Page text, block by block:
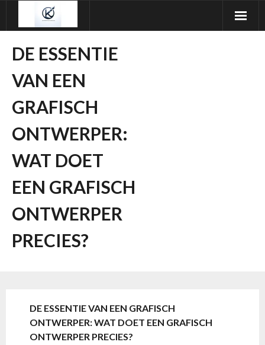
inhoudDE ESSENTIE
VAN EEN
GRAFISCH
ONTWERPER:
WAT DOET
EEN GRAFISCH
ONTWERPER
PRECIES?
DE ESSENTIE VAN EEN GRAFISCH
ONTWERPER: WAT DOET EEN GRAFISCH
ONTWERPER PRECIES?